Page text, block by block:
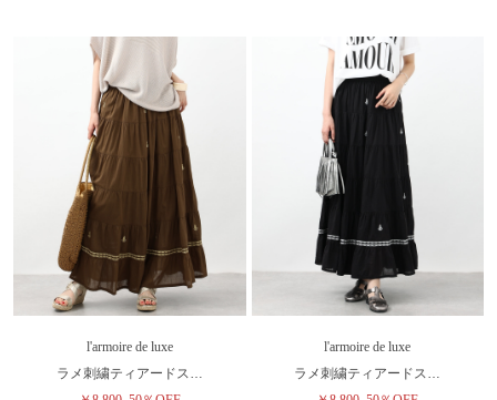
l'armoire de luxe
ラメ刺繍ティアードス…
l'armoire de luxe
ラメ刺繍ティアードス…